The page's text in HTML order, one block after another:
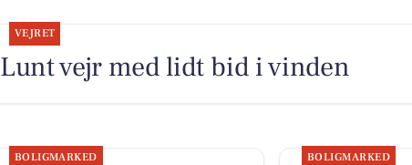
VEJRET
Lunt vejr med lidt bid i vinden
BOLIGMARKED BOLIGMARKED